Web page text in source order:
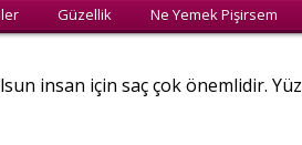
Güzellik Ne Yemek Pişirsem
insan için saç çok önemlidir.